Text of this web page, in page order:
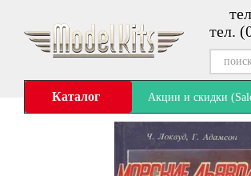
тел.
Каталог Акции и скидки